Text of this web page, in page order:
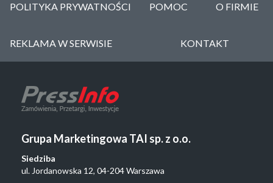
POLITYKA PRYWATNOŚCI POMOC O FIRMIE
REKLAMA W SERWISIE KONTAKT
Grupa Marketingowa TAI sp. z o.o.
Siedziba
ul. Jordanowska 12, 04-204 Warszawa